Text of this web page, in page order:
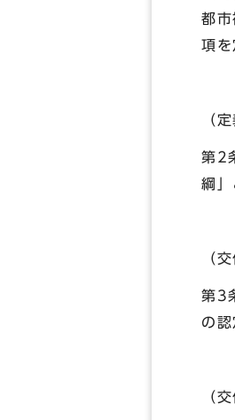
都
項を
（
第2
綱」
（
第3
の認
（